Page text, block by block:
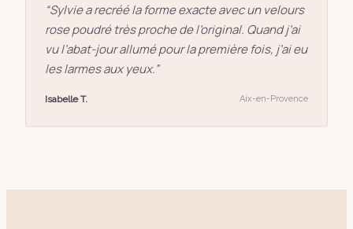
“Sylvie a recréé la forme exacte avec un velours
rose poudré très proche de l’original. Quand j’ai
vu l’abat-jour allumé pour la première fois, j’ai eu
les larmes aux yeux.”
Isabelle T. Aix-en-Provence